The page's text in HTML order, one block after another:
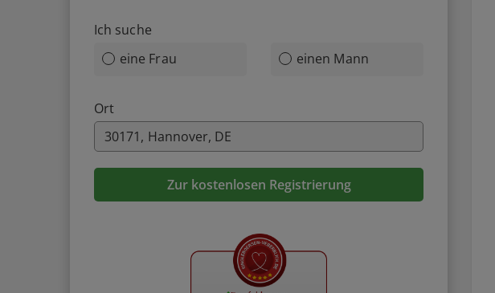
Ich suche
eine Frau
einen Mann
Ort
Zur kostenlosen Registrierung